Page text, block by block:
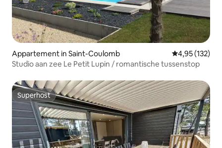
Appartement in Saint-Coulomb Gemiddelde
4,95 (132)
Studio aan zee Le Petit Lupin / romantische tussenstop
Superhost
Superhost